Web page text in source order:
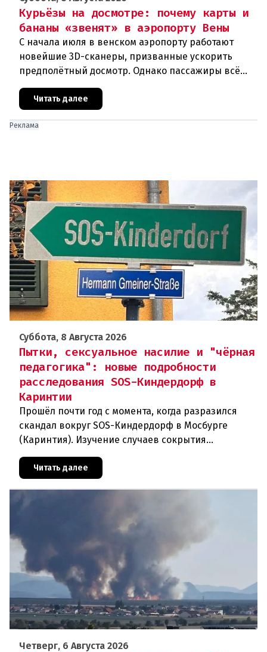
Курьёзы на досмотре: почему карты и
бананы «звенят» в аэропорту Вены
С начала июля в венском аэропорту работают
новейшие 3D-сканеры, призванные ускорить
предполётный досмотр. Однако пассажиры всё
чаще сталкиваются с курьёзами: их багаж
отправляют на дополнительную пров
Читать далее
Реклама
Суббота, 8 Августа 2026
Пытки, сексуальное насилие и "чёрная
педагогика": новые подробности
расследования SOS-Киндердорф в
Каринтии
Прошёл почти год с момента, когда разразился
скандал вокруг SOS-Киндердорф в Мосбурге
(Каринтия). Изучение случаев сокрытия
преступлений против детей вылилось в
масштабное расследование, которое продо
Читать далее
Четверг, 6 Августа 2026